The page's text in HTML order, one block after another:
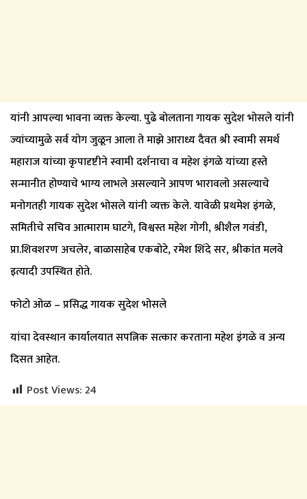
यांनी आपल्या भावना व्यक्त केल्या. पुढे बोलताना गायक सुदेश भोसले यांनी
ज्यांच्यामुळे सर्व योग जुळून आला ते माझे आराध्य दैवत श्री स्वामी समर्थ
महाराज यांच्या कृपादृष्टीने स्वामी दर्शनाचा व महेश इंगळे यांच्या हस्ते
सन्मानीत होण्याचे भाग्य लाभले असल्याने आपण भारावलो असल्याचे
मनोगतही गायक सुदेश भोसले यांनी व्यक्त केले. यावेळी प्रथमेश इंगळे,
समितीचे सचिव आत्माराम घाटगे, विश्वस्त महेश गोगी, श्रीशैल गवंडी,
प्रा.शिवशरण अचलेर, बाळासाहेब एकबोटे, रमेश शिंदे सर, श्रीकांत मलवे
इत्यादी उपस्थित होते.
फोटो ओळ – प्रसिद्ध गायक सुदेश भोसले
यांचा देवस्थान कार्यालयात सपत्निक सत्कार करताना महेश इंगळे व अन्य
दिसत आहेत.
Post Views:24